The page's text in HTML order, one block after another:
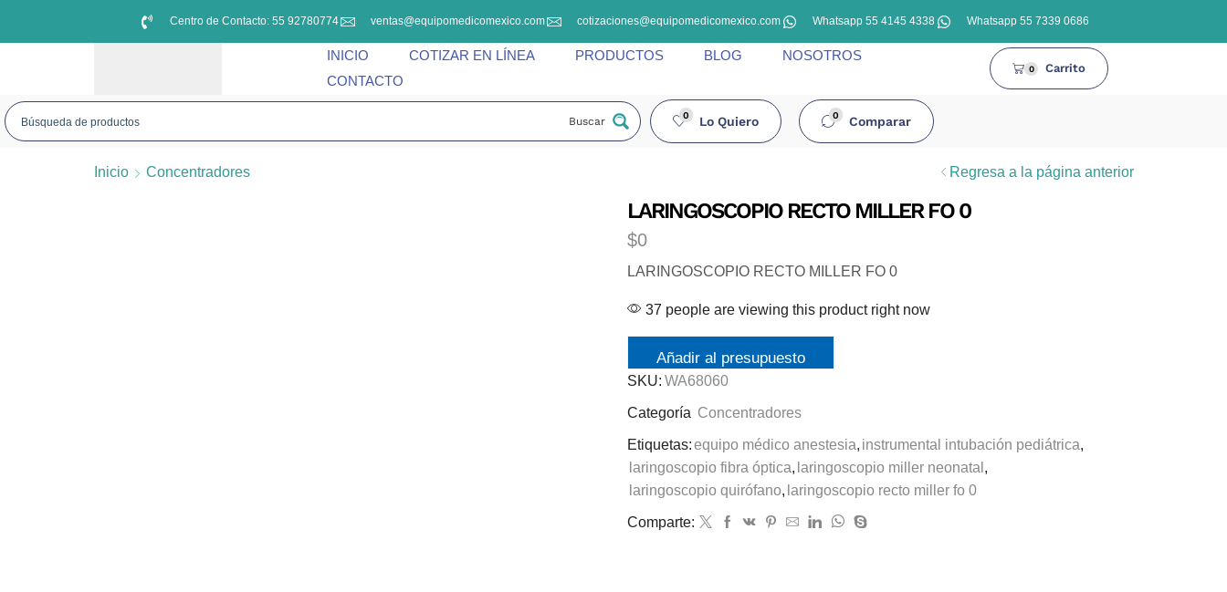
Centro de Contacto: 55 92780774 ventas@equipomedicomexico.com cotizaciones@equipomedicomexico.com Whatsapp 55 4145 4338 Whatsapp 55 7339 0686
INICIO COTIZAR EN LÍNEA PRODUCTOS BLOG
NOSOTROS
CONTACTO
0 Carrito
Buscar 0 Lo Quiero 0 Comparar
Inicio Concentradores Regresa a la página anterior
LARINGOSCOPIO RECTO MILLER FO 0
$0
LARINGOSCOPIO RECTO MILLER FO 0
37 people are viewing this product right now
Añadir al presupuesto
SKU: WA68060
Categoría Concentradores
Etiquetas:equipo médico anestesia, instrumental intubación pediátrica,
laringoscopio fibra óptica, laringoscopio miller neonatal ,
laringoscopio quirófano, laringoscopio recto miller fo 0
Comparte: